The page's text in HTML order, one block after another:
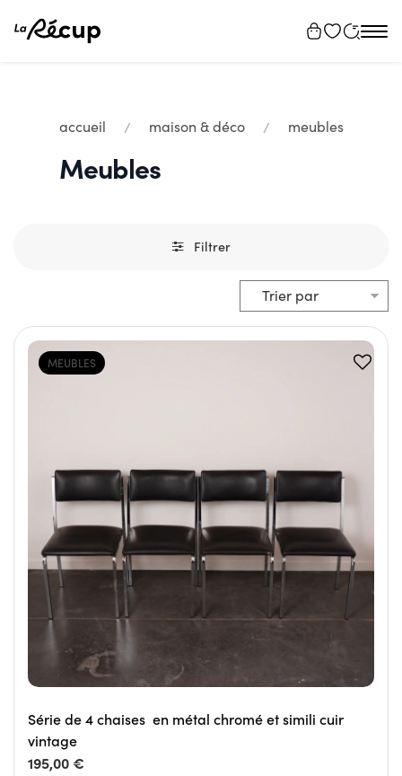
accueil maison & déco meubles
Meubles
Filtrer
MEUBLES
Série de 4 chaises en métal chromé et simili cuir
vintage
195,00 €